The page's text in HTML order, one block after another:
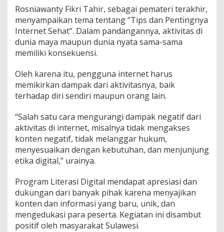
Rosniawanty Fikri Tahir, sebagai pemateri terakhir,
menyampaikan tema tentang “Tips dan Pentingnya
Internet Sehat”. Dalam pandangannya, aktivitas di
dunia maya maupun dunia nyata sama-sama
memiliki konsekuensi.
Oleh karena itu, pengguna internet harus
memikirkan dampak dari aktivitasnya, baik
terhadap diri sendiri maupun orang lain.
“Salah satu cara mengurangi dampak negatif dari
aktivitas di internet, misalnya tidak mengakses
konten negatif, tidak melanggar hukum,
menyesuaikan dengan kebutuhan, dan menjunjung
etika digital,” urainya.
Program Literasi Digital mendapat apresiasi dan
dukungan dari banyak pihak karena menyajikan
konten dan informasi yang baru, unik, dan
mengedukasi para peserta. Kegiatan ini disambut
positif oleh masyarakat Sulawesi.